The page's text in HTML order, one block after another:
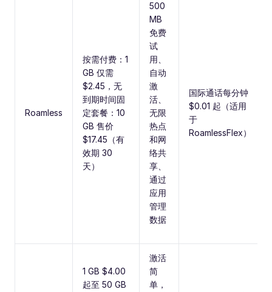
Roamless
按需付费：1
GB 仅需
$2.45，无
到期时间固
定套餐：10
GB 售价
$17.45（有
效期 30
天）
500
MB
免费
试
用、
自动
激
活、
无限
热点
和网
络共
享、
通过
应用
管理
数据
国际通话每分钟
$0.01 起（适用
于
RoamlessFlex）
1 GB $4.00
起至 50 GB
激活
简
单，